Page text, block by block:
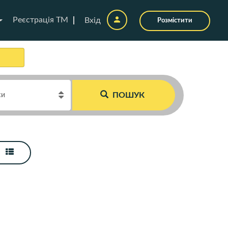
Вхід Розмістити
Реєстрація ТМ
ПОШУК